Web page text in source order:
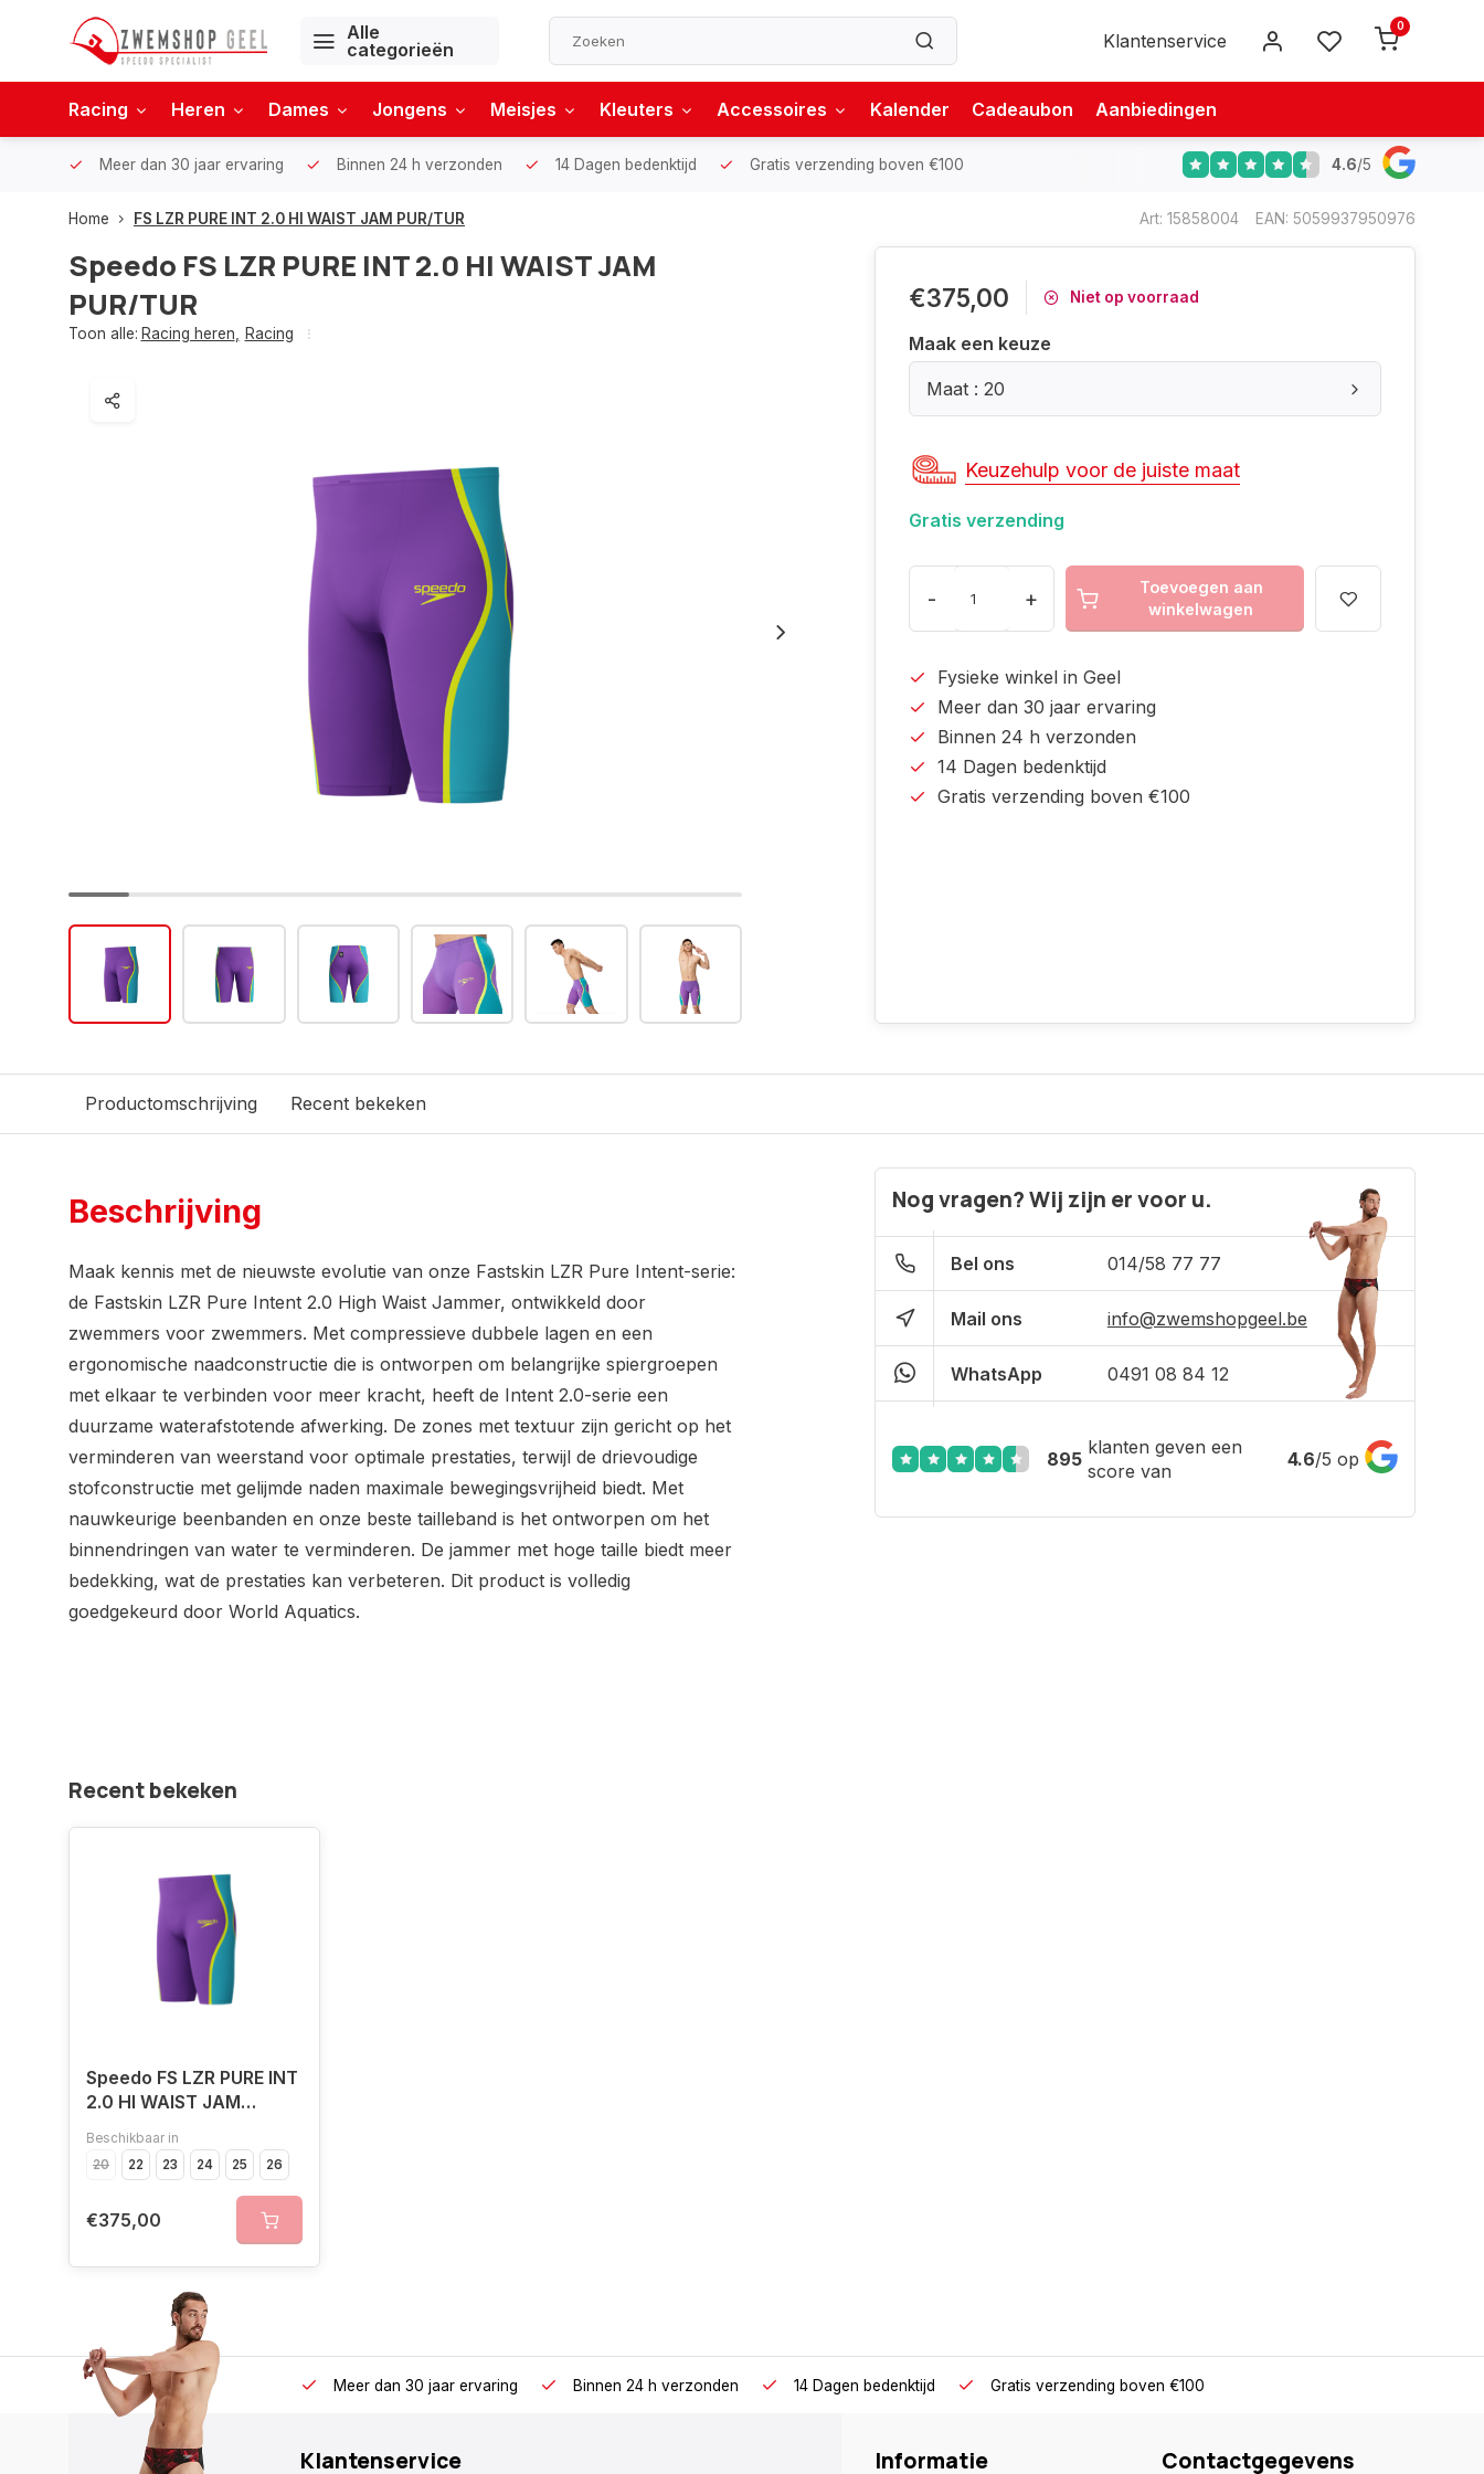
Alle
categorieën
Klantenservice
0
Racing Heren Dames Jongens Meisjes Kleuters Accessoires Kalender Cadeaubon Aanbiedingen
Meer dan 30 jaar ervaring Binnen 24 h verzonden 14 Dagen bedenktijd Gratis verzending boven €100 4.6/5
Home FS LZR PURE INT 2.0 HI WAIST JAM PUR/TUR Art: 15858004 EAN: 5059937950976
Speedo FS LZR PURE INT 2.0 HI WAIST JAM
PUR/TUR
Toon alle: Racing heren Racing
€375,00 Niet op voorraad
Maak een keuze
Maat : 20
Keuzehulp voor de juiste maat
Gratis verzending
- +
Toevoegen aan
winkelwagen
Fysieke winkel in Geel
Meer dan 30 jaar ervaring
Binnen 24 h verzonden
14 Dagen bedenktijd
Gratis verzending boven €100
Productomschrijving Recent bekeken
Beschrijving
Maak kennis met de nieuwste evolutie van onze Fastskin LZR Pure Intent-serie:
de Fastskin LZR Pure Intent 2.0 High Waist Jammer, ontwikkeld door
zwemmers voor zwemmers. Met compressieve dubbele lagen en een
ergonomische naadconstructie die is ontworpen om belangrijke spiergroepen
met elkaar te verbinden voor meer kracht, heeft de Intent 2.0-serie een
duurzame waterafstotende afwerking. De zones met textuur zijn gericht op het
verminderen van weerstand voor optimale prestaties, terwijl de drievoudige
stofconstructie met gelijmde naden maximale bewegingsvrijheid biedt. Met
nauwkeurige beenbanden en onze beste tailleband is het ontworpen om het
binnendringen van water te verminderen. De jammer met hoge taille biedt meer
bedekking, wat de prestaties kan verbeteren. Dit product is volledig
goedgekeurd door World Aquatics.
Nog vragen? Wij zijn er voor u.
Bel ons 014/58 77 77
Mail ons info@zwemshopgeel.be
WhatsApp 0491 08 84 12
895
klanten geven een
score van
4.6/5 op
Recent bekeken
Speedo FS LZR PURE INT
2.0 HI WAIST JAM
Beschikbaar in
20
22 23 24 25 26
€375,00
Meer dan 30 jaar ervaring Binnen 24 h verzonden 14 Dagen bedenktijd Gratis verzending boven €100
Klantenservice Informatie Contactgegevens